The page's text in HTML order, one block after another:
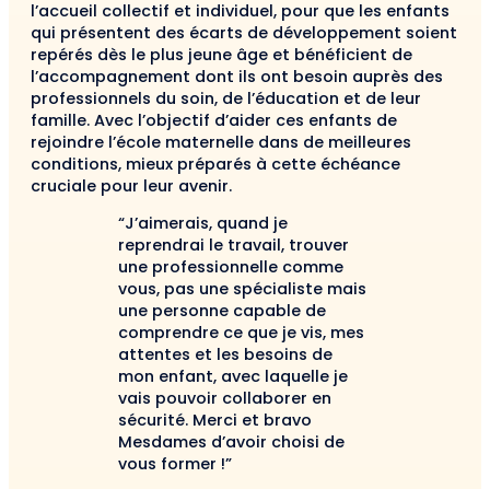
l’accueil collectif et individuel, pour que les enfants
qui présentent des écarts de développement soient
repérés dès le plus jeune âge et bénéficient de
l’accompagnement dont ils ont besoin auprès des
professionnels du soin, de l’éducation et de leur
famille. Avec l’objectif d’aider ces enfants de
rejoindre l’école maternelle dans de meilleures
conditions, mieux préparés à cette échéance
cruciale pour leur avenir.
“J’aimerais, quand je
reprendrai le travail, trouver
une professionnelle comme
vous, pas une spécialiste mais
une personne capable de
comprendre ce que je vis, mes
attentes et les besoins de
mon enfant, avec laquelle je
vais pouvoir collaborer en
sécurité. Merci et bravo
Mesdames d’avoir choisi de
vous former !”